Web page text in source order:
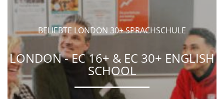
BELIEBTE LONDON 30+ SPRACHSCHULE
LONDON - EC 16+ & EC 30+ ENGLISH
SCHOOL